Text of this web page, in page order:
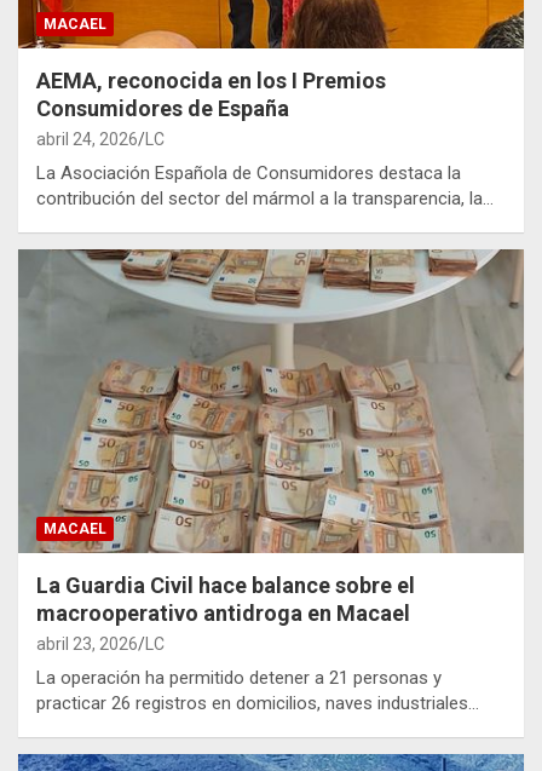
MACAEL
AEMA, reconocida en los I Premios
Consumidores de España
abril 24, 2026 LC
La Asociación Española de Consumidores destaca la
contribución del sector del mármol a la transparencia, la…
MACAEL
La Guardia Civil hace balance sobre el
macrooperativo antidroga en Macael
abril 23, 2026 LC
La operación ha permitido detener a 21 personas y
practicar 26 registros en domicilios, naves industriales…